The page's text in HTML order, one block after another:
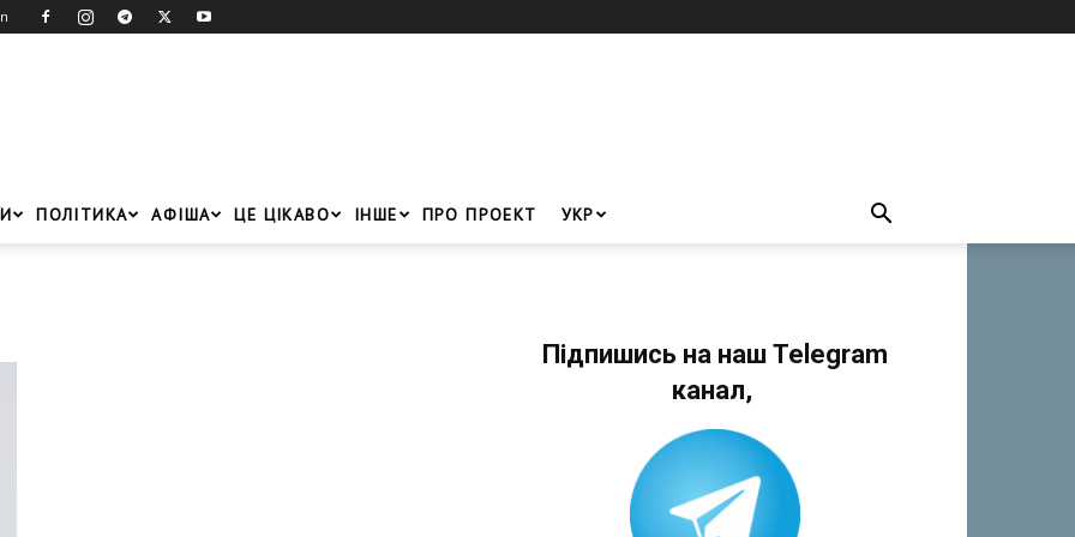
ПОЛІТИКА АФІША ЦЕ ЦІКАВО ІНШЕ ПРО ПРОЕКТ УКР
Підпишись на наш Telegram
канал,